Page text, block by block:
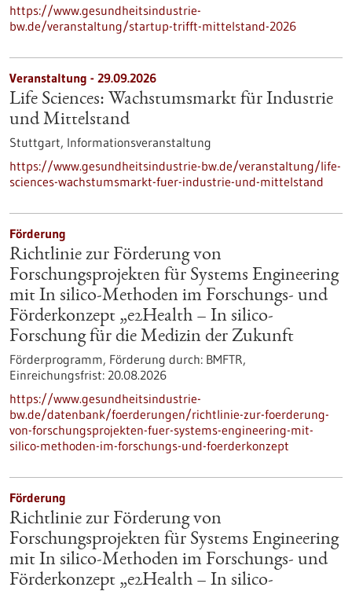
https://www.gesundheitsindustrie-
bw.de/veranstaltung/startup-trifft-mittelstand-2026
Veranstaltung - 29.09.2026
Life Sciences: Wachstumsmarkt für Industrie
und Mittelstand
Stuttgart, Informationsveranstaltung
https://www.gesundheitsindustrie-bw.de/veranstaltung/life-
sciences-wachstumsmarkt-fuer-industrie-und-mittelstand
Förderung
Richtlinie zur Förderung von
Forschungsprojekten für Systems Engineering
mit In silico-Methoden im Forschungs- und
Förderkonzept „e2Health – In silico-
Forschung für die Medizin der Zukunft
Förderprogramm, Förderung durch: BMFTR,
Einreichungsfrist: 20.08.2026
https://www.gesundheitsindustrie-
bw.de/datenbank/foerderungen/richtlinie-zur-foerderung-
von-forschungsprojekten-fuer-systems-engineering-mit-
silico-methoden-im-forschungs-und-foerderkonzept
Förderung
Richtlinie zur Förderung von
Forschungsprojekten für Systems Engineering
mit In silico-Methoden im Forschungs- und
Förderkonzept „e2Health – In silico-